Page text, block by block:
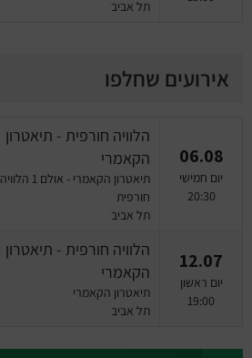
תל אביב
אירועים שחלפו
06.08
יום חמישי
20:30
הלוויה חורפית - תיאטרון
הקאמרי
תיאטרון הקאמרי - אולם 1 הלוויה
חורפית
תל אביב
12.07
יום ראשון
19:00
הלוויה חורפית - תיאטרון
הקאמרי
תיאטרון הקאמרי
תל אביב